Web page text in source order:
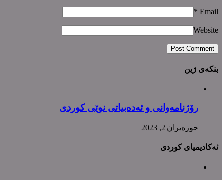
Email
*
Website
بنکەی ژین
رۆژنامەوانی و ئەدەبیاتی نوێی کوردی
حوزه‌یران 2, 2023
ئەکادیمیای کوردی